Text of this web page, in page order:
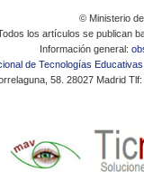
© Ministerio
los artículos se publican
Información general:
de Tecnologías
58. 28027 Madrid